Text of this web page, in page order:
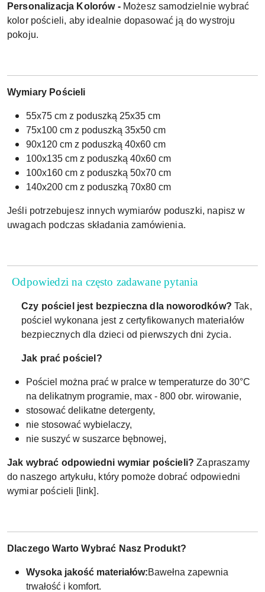
Personalizacja Kolorów - Możesz samodzielnie wybrać
kolor pościeli, aby idealnie dopasować ją do wystroju
pokoju.
Wymiary Pościeli
55x75 cm z poduszką 25x35 cm
75x100 cm z poduszką 35x50 cm
90x120 cm z poduszką 40x60 cm
100x135 cm z poduszką 40x60 cm
100x160 cm z poduszką 50x70 cm
140x200 cm z poduszką 70x80 cm
Jeśli potrzebujesz innych wymiarów poduszki, napisz w
uwagach podczas składania zamówienia.
Odpowiedzi na często zadawane pytania
Czy pościel jest bezpieczna dla noworodków?Tak,
pościel wykonana jest z certyfikowanych materiałów
bezpiecznych dla dzieci od pierwszych dni życia.
Jak prać pościel?
Pościel można prać w pralce w temperaturze do 30°C
na delikatnym programie, max - 800 obr. wirowanie,
stosować delikatne detergenty,
nie stosować wybielaczy,
nie suszyć w suszarce bębnowej,
Jak wybrać odpowiedni wymiar pościeli?Zapraszamy
do naszego artykułu, który pomoże dobrać odpowiedni
wymiar pościeli [link].
Dlaczego Warto Wybrać Nasz Produkt?
Wysoka jakość materiałów:Bawełna zapewnia
trwałość i komfort.